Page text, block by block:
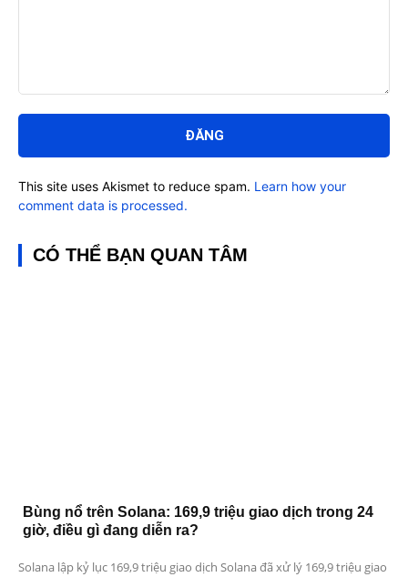
luận:
This site uses Akismet to reduce spam. Learn how your
comment data is processed.
CÓ THỂ BẠN QUAN TÂM
Bùng nổ trên Solana: 169,9 triệu giao dịch trong 24
giờ, điều gì đang diễn ra?
Solana lập kỷ lục 169,9 triệu giao dịch Solana đã xử lý 169,9 triệu giao